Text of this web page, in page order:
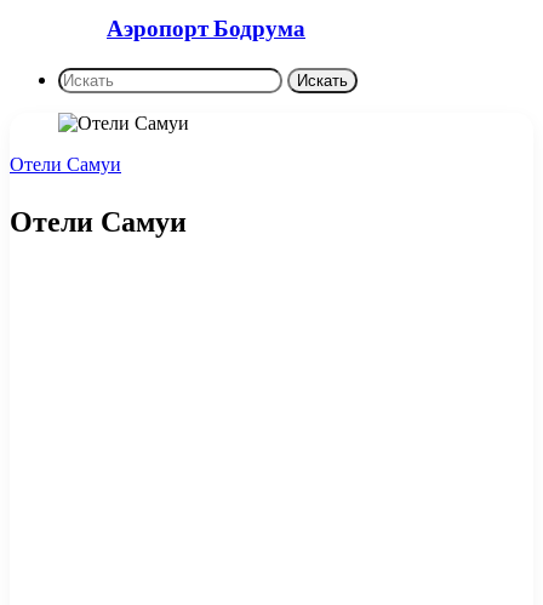
Аэропорт Бодрума
Искать
Отели Самуи
Отели Самуи